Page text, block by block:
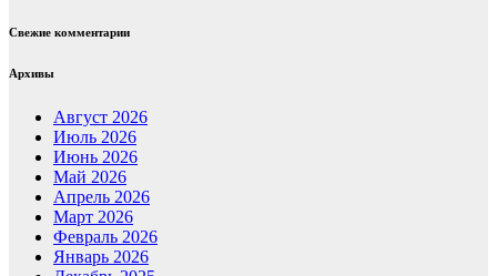
Свежие комментарии
Архивы
Август 2026
Июль 2026
Июнь 2026
Май 2026
Апрель 2026
Март 2026
Февраль 2026
Январь 2026